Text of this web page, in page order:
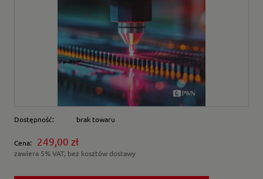
Dostępność: brak towaru
Cena: 249,00 zł
zawiera 5% VAT, bez kosztów dostawy